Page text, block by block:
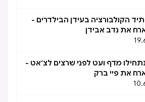
59 - עתיד הקולבורציה בעידן הבילדרים -
את נדב אבידן
58 - תתחילו מדף ועט לפני שרצים לצ׳אט -
את פיי ברק